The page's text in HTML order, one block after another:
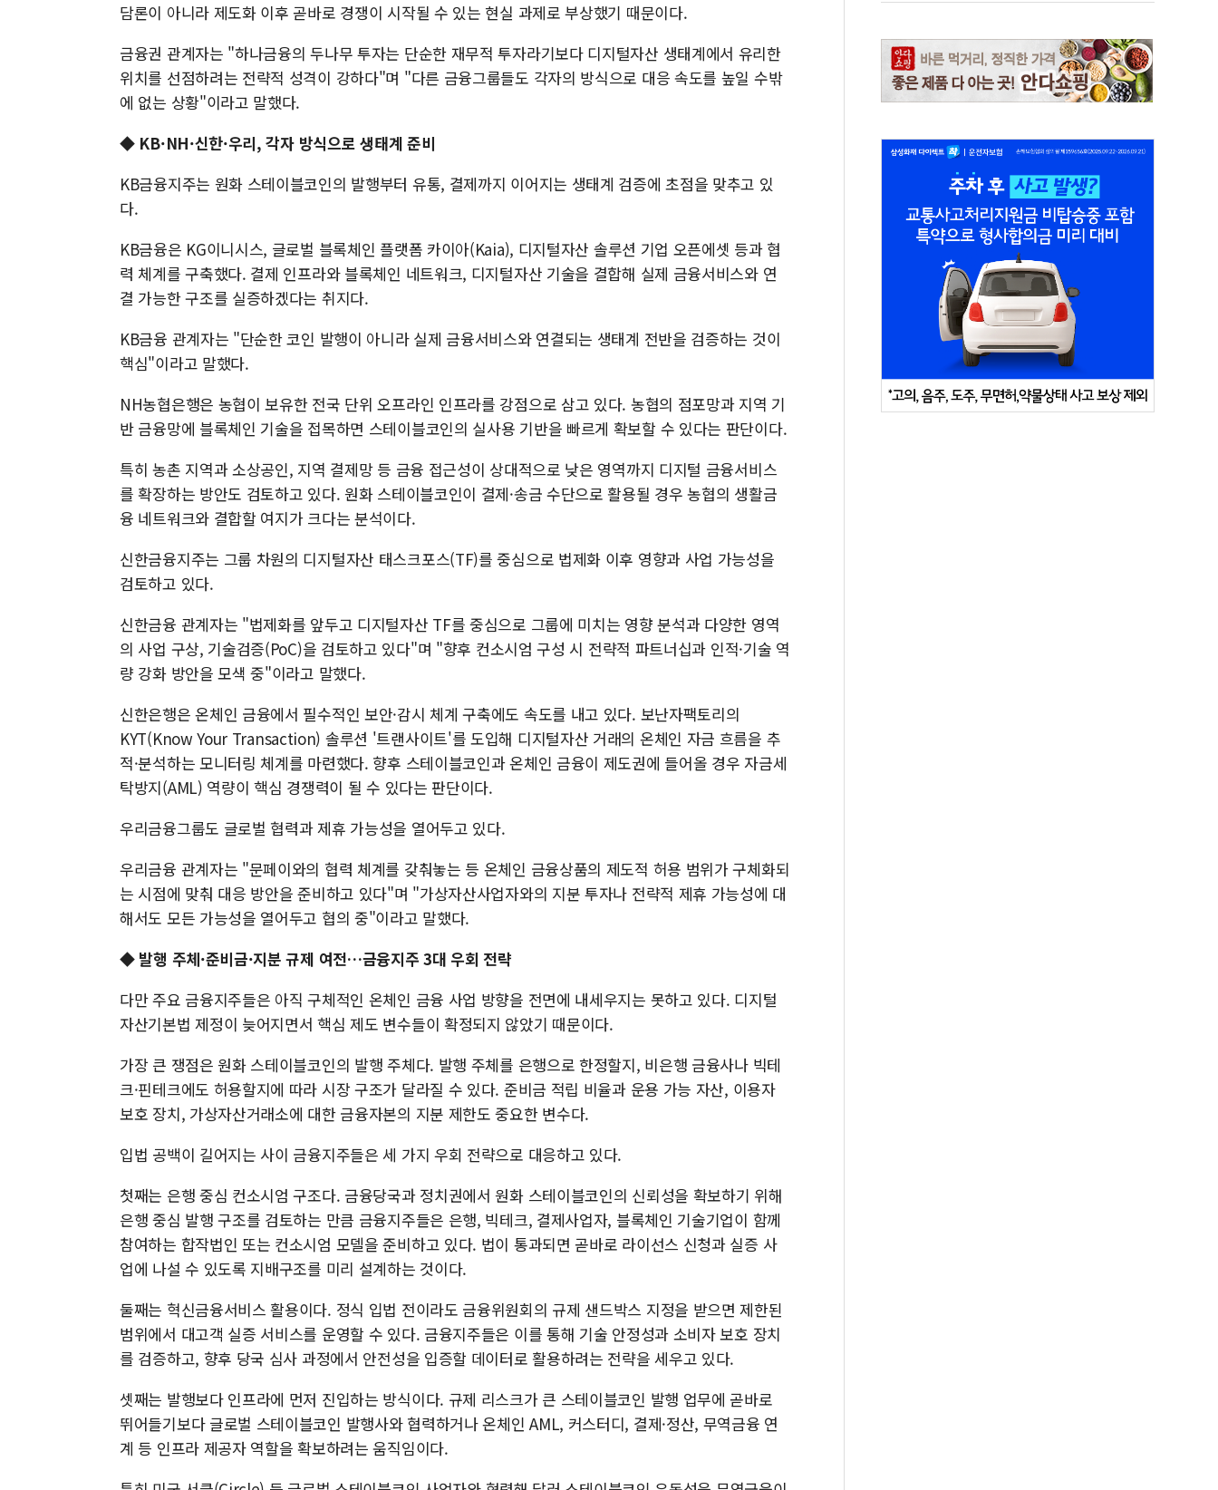
담론이 아니라 제도화 이후 곧바로 경쟁이 시작될 수 있는 현실 과제로 부상했기 때문이다.
금융권 관계자는 "하나금융의 두나무 투자는 단순한 재무적 투자라기보다 디지털자산 생태계에서 유리한
위치를 선점하려는 전략적 성격이 강하다"며 "다른 금융그룹들도 각자의 방식으로 대응 속도를 높일 수밖
에 없는 상황"이라고 말했다.
◆ KB·NH·신한·우리, 각자 방식으로 생태계 준비
KB금융지주는 원화 스테이블코인의 발행부터 유통, 결제까지 이어지는 생태계 검증에 초점을 맞추고 있
다.
KB금융은 KG이니시스, 글로벌 블록체인 플랫폼 카이아(Kaia), 디지털자산 솔루션 기업 오픈에셋 등과 협
력 체계를 구축했다. 결제 인프라와 블록체인 네트워크, 디지털자산 기술을 결합해 실제 금융서비스와 연
결 가능한 구조를 실증하겠다는 취지다.
KB금융 관계자는 "단순한 코인 발행이 아니라 실제 금융서비스와 연결되는 생태계 전반을 검증하는 것이
핵심"이라고 말했다.
NH농협은행은 농협이 보유한 전국 단위 오프라인 인프라를 강점으로 삼고 있다. 농협의 점포망과 지역 기
반 금융망에 블록체인 기술을 접목하면 스테이블코인의 실사용 기반을 빠르게 확보할 수 있다는 판단이다.
특히 농촌 지역과 소상공인, 지역 결제망 등 금융 접근성이 상대적으로 낮은 영역까지 디지털 금융서비스
를 확장하는 방안도 검토하고 있다. 원화 스테이블코인이 결제·송금 수단으로 활용될 경우 농협의 생활금
융 네트워크와 결합할 여지가 크다는 분석이다.
신한금융지주는 그룹 차원의 디지털자산 태스크포스(TF)를 중심으로 법제화 이후 영향과 사업 가능성을
검토하고 있다.
신한금융 관계자는 "법제화를 앞두고 디지털자산 TF를 중심으로 그룹에 미치는 영향 분석과 다양한 영역
의 사업 구상, 기술검증(PoC)을 검토하고 있다"며 "향후 컨소시엄 구성 시 전략적 파트너십과 인적·기술 역
량 강화 방안을 모색 중"이라고 말했다.
신한은행은 온체인 금융에서 필수적인 보안·감시 체계 구축에도 속도를 내고 있다. 보난자팩토리의
KYT(Know Your Transaction) 솔루션 '트랜사이트'를 도입해 디지털자산 거래의 온체인 자금 흐름을 추
적·분석하는 모니터링 체계를 마련했다. 향후 스테이블코인과 온체인 금융이 제도권에 들어올 경우 자금세
탁방지(AML) 역량이 핵심 경쟁력이 될 수 있다는 판단이다.
우리금융그룹도 글로벌 협력과 제휴 가능성을 열어두고 있다.
우리금융 관계자는 "문페이와의 협력 체계를 갖춰놓는 등 온체인 금융상품의 제도적 허용 범위가 구체화되
는 시점에 맞춰 대응 방안을 준비하고 있다"며 "가상자산사업자와의 지분 투자나 전략적 제휴 가능성에 대
해서도 모든 가능성을 열어두고 협의 중"이라고 말했다.
◆ 발행 주체·준비금·지분 규제 여전…금융지주 3대 우회 전략
다만 주요 금융지주들은 아직 구체적인 온체인 금융 사업 방향을 전면에 내세우지는 못하고 있다. 디지털
자산기본법 제정이 늦어지면서 핵심 제도 변수들이 확정되지 않았기 때문이다.
가장 큰 쟁점은 원화 스테이블코인의 발행 주체다. 발행 주체를 은행으로 한정할지, 비은행 금융사나 빅테
크·핀테크에도 허용할지에 따라 시장 구조가 달라질 수 있다. 준비금 적립 비율과 운용 가능 자산, 이용자
보호 장치, 가상자산거래소에 대한 금융자본의 지분 제한도 중요한 변수다.
입법 공백이 길어지는 사이 금융지주들은 세 가지 우회 전략으로 대응하고 있다.
첫째는 은행 중심 컨소시엄 구조다. 금융당국과 정치권에서 원화 스테이블코인의 신뢰성을 확보하기 위해
은행 중심 발행 구조를 검토하는 만큼 금융지주들은 은행, 빅테크, 결제사업자, 블록체인 기술기업이 함께
참여하는 합작법인 또는 컨소시엄 모델을 준비하고 있다. 법이 통과되면 곧바로 라이선스 신청과 실증 사
업에 나설 수 있도록 지배구조를 미리 설계하는 것이다.
둘째는 혁신금융서비스 활용이다. 정식 입법 전이라도 금융위원회의 규제 샌드박스 지정을 받으면 제한된
범위에서 대고객 실증 서비스를 운영할 수 있다. 금융지주들은 이를 통해 기술 안정성과 소비자 보호 장치
를 검증하고, 향후 당국 심사 과정에서 안전성을 입증할 데이터로 활용하려는 전략을 세우고 있다.
셋째는 발행보다 인프라에 먼저 진입하는 방식이다. 규제 리스크가 큰 스테이블코인 발행 업무에 곧바로
뛰어들기보다 글로벌 스테이블코인 발행사와 협력하거나 온체인 AML, 커스터디, 결제·정산, 무역금융 연
계 등 인프라 제공자 역할을 확보하려는 움직임이다.